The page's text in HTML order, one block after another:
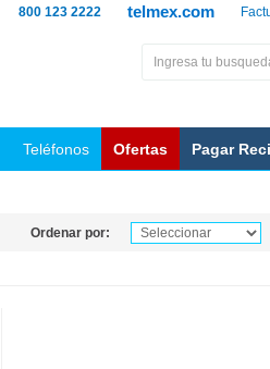
telmex.com
800 123 2222
Teléfonos Ofertas Pagar
Ordenar por: